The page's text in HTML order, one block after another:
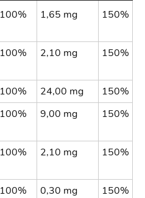
100% 1,65 mg 150%
100% 2,10 mg 150%
100% 24,00 mg
150%
100% 9,00 mg 150%
100% 2,10 mg 150%
100% 0,30 mg
150%